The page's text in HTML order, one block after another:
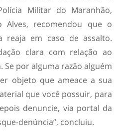
Militar do Maranhão,
Alves, recomendou que o
reaja em caso de assalto.
clara com relação ao
Se por alguma razão alguém
objeto que ameace a sua
que você possuir, para
denuncie, via portal da
denúncia”, concluiu.